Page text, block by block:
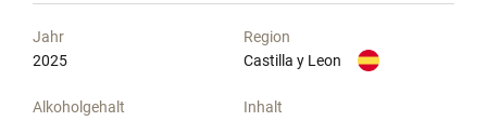
Jahr
2025
Region
Castilla y Leon
Alkoholgehalt
Inhalt